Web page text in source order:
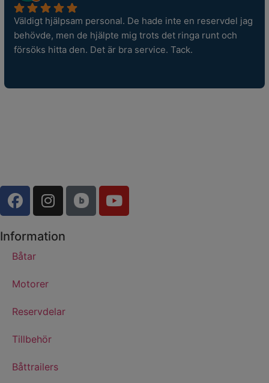
Väldigt hjälpsam personal. De hade inte en reservdel jag
behövde, men de hjälpte mig trots det ringa runt och
försöks hitta den. Det är bra service. Tack.
Information
Båtar
Motorer
Reservdelar
Tillbehör
Båttrailers